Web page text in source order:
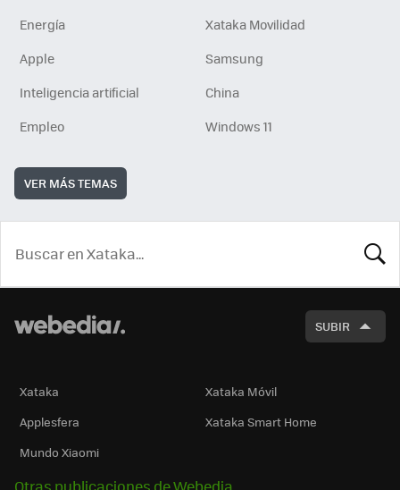
Energía
Xataka Movilidad
Apple
Samsung
Inteligencia artificial
China
Empleo
Windows 11
VER MÁS TEMAS
SUBIR
Xataka
Xataka Móvil
Applesfera
Xataka Smart Home
Mundo Xiaomi
Otras publicaciones de Webedia